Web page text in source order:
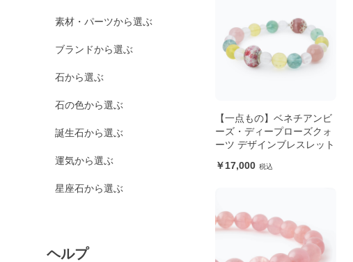
素材・パーツから選ぶ
ブランドから選ぶ
石から選ぶ
石の色から選ぶ
誕生石から選ぶ
運気から選ぶ
星座石から選ぶ
ヘルプ
【一点もの】ベネチアンビ
ーズ・ディープローズクォ
ーツ デザインブレスレット
17,000